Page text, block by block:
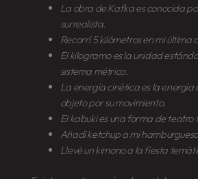
La obra deKafkaes conocida
surrealista.
Recorrí5 kilómetrosen mi última
Elkilogramoes la unidad
sistema métrico.
La energía cinéticaes la energía
objeto por su movimiento.
Elkabukies una forma de teatro
Añadíketchupa mi
Llevé unkimonoa la fiesta